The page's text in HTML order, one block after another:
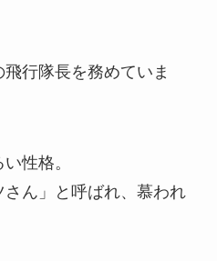
行隊長を務めていま
性格。
ん」と呼ばれ、慕われ